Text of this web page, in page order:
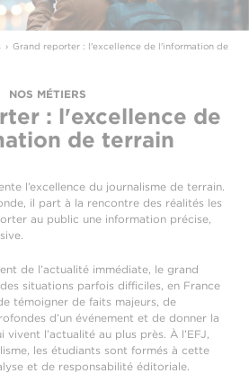
Grand reporter : l'excellence de l'information de
NOS MÉTIERS
: l'excellence de
de terrain
l’excellence du journalisme de terrain.
il part à la rencontre des réalités les
au public une information précise,
de l’actualité immédiate, le grand
situations parfois difficiles, en France
témoigner de faits majeurs, de
d’un événement et de donner la
l’actualité au plus près. À l’EFJ,
les étudiants sont formés à cette
et de responsabilité éditoriale.